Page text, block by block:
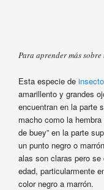
Para aprender más
Esta especie de insecto
amarillento y grandes
encuentran en la parte
macho como la
de buey” en la parte
un punto negro o
alas son claras pero
edad, particularmente
color negro a marrón.